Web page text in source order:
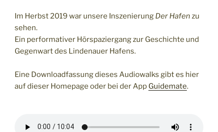
Im Herbst 2019 war unsere Inszenierung Der Hafen zu
sehen.
Ein performativer Hörspaziergang zur Geschichte und
Gegenwart des Lindenauer Hafens.
Eine Downloadfassung dieses Audiowalks gibt es hier
auf dieser Homepage oder bei der App Guidemate.